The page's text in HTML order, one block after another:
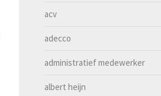
acv
adecco
administratief medewerker
albert heijn